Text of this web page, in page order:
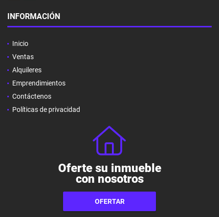
INFORMACIÓN
Inicio
Ventas
Alquileres
Emprendimientos
Contáctenos
Políticas de privacidad
Oferte su inmueble
con nosotros
OFERTAR